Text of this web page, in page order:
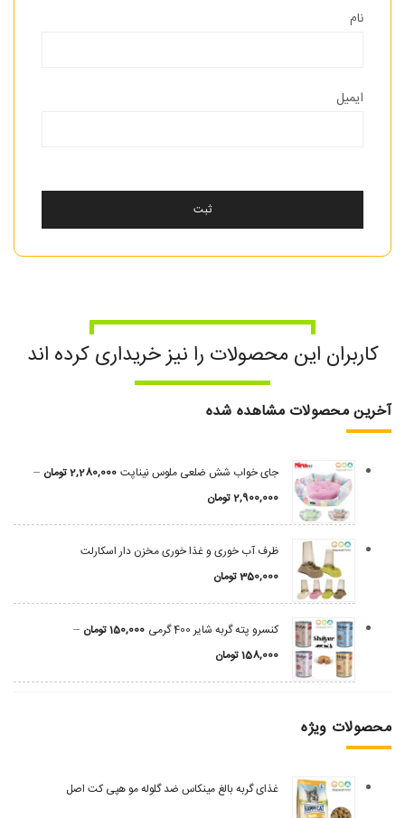
نام
ایمیل
کاربران این محصولات را نیز خریداری کرده اند
آخرین محصولات مشاهده شده
جای خواب شش ضلعی ملوس نیناپت 2,280,000تومان –
2,900,000تومان
ظرف آب خوری و غذا خوری مخزن دار اسکارلت
350,000تومان
کنسرو پته گربه شایر 400 گرمی 150,000تومان –
158,000تومان
محصولات ویژه
غذای گربه بالغ مینکاس ضد گلوله مو هپی کت اصل